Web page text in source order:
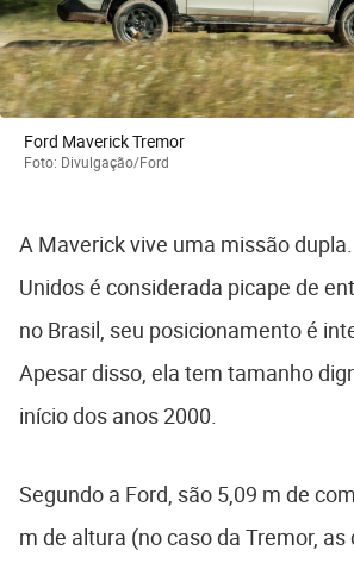
Ford Maverick Tremor
Foto: Divulgação/Ford
A Maverick vive uma missão
Unidos é considerada picape de
no Brasil, seu posicionamento é
Apesar disso, ela tem tamanho
início dos anos 2000.
Segundo a Ford, são 5,09 m de
m de altura (no caso da Tremor,